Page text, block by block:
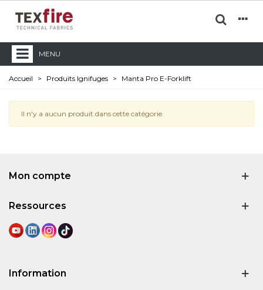
MENU
Accueil > Produits Ignifuges > Manta Pro E-Forklift
Il n'y a aucun produit dans cette catégorie.
Mon compte
Ressources
Information